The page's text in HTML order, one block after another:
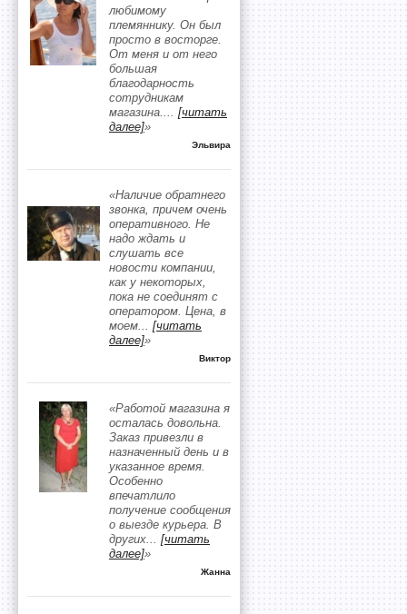
любимому
племяннику. Он был
просто в восторге.
От меня и от него
большая
благодарность
сотрудникам
магазина.... [читать
далее]»
Эльвира
«Наличие обратнего
звонка, причем очень
оперативного. Не
надо ждать и
слушать все
новости компании,
как у некоторых,
пока не соединят с
оператором. Цена, в
моем... [читать
далее]»
Виктор
«Работой магазина я
осталась довольна.
Заказ привезли в
назначенный день и в
указанное время.
Особенно
впечатлило
получение сообщения
о выезде курьера. В
других... [читать
далее]»
Жанна